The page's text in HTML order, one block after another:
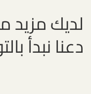
لديك مزيد
دعنا نبدأ